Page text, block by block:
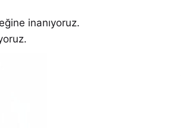
inanıyoruz.